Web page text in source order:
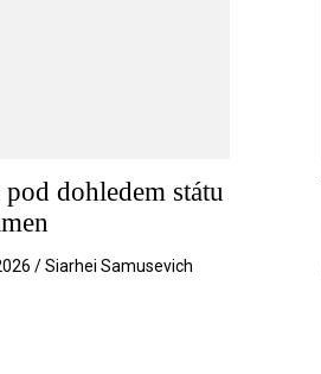
dohledem státu
/ Siarhei Samusevich